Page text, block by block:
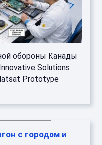
обороны Канады
Solutions
Prototype
с городом и